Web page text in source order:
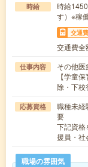
時給
時給
す）※稼
交通費
交通費
仕事内容
その他医
【学童
除・下
応募資格
職種未経
要
下記資格
援員・
職場の雰囲気